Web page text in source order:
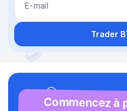
E-mail
Trader
Commencez à